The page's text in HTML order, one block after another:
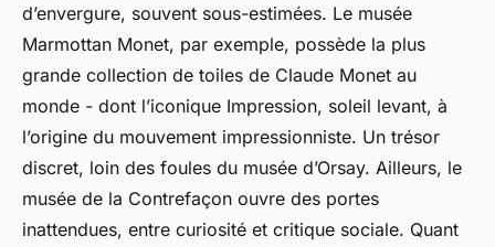
d’envergure, souvent sous-estimées. Le musée
Marmottan Monet, par exemple, possède la plus
grande collection de toiles de Claude Monet au
monde - dont l’iconique Impression, soleil levant, à
l’origine du mouvement impressionniste. Un trésor
discret, loin des foules du musée d’Orsay. Ailleurs, le
musée de la Contrefaçon ouvre des portes
inattendues, entre curiosité et critique sociale. Quant